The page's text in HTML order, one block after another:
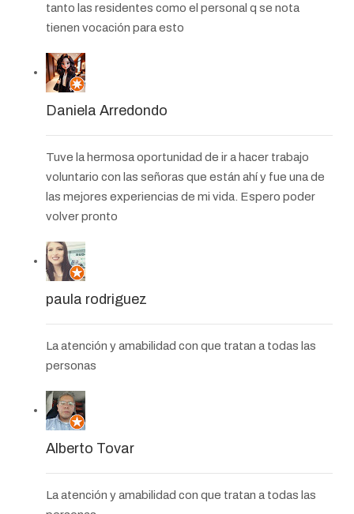
tanto las residentes como el personal q se nota
tienen vocación para esto
Daniela Arredondo
Tuve la hermosa oportunidad de ir a hacer trabajo
voluntario con las señoras que están ahí y fue una de
las mejores experiencias de mi vida. Espero poder
volver pronto
paula rodriguez
La atención y amabilidad con que tratan a todas las
personas
Alberto Tovar
La atención y amabilidad con que tratan a todas las